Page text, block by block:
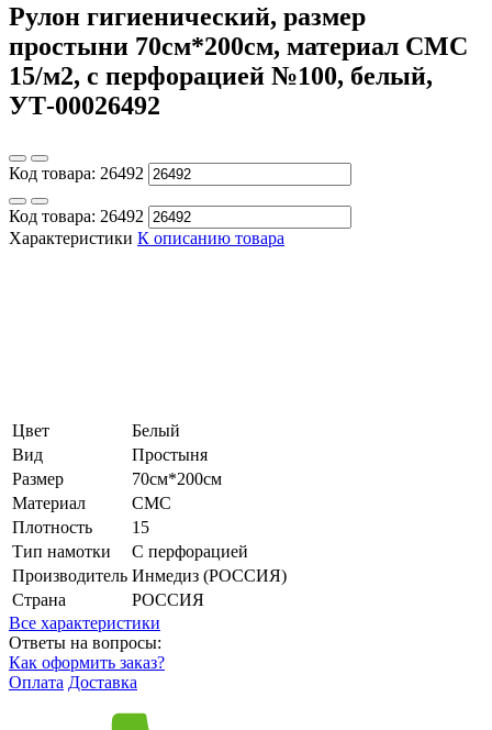
Рулон гигиенический, размер
простыни 70см*200см, материал СМС
15/м2, с перфорацией №100, белый,
УТ-00026492
Код товара: 26492
Код товара: 26492
Характеристики К описанию товара
Цвет
Белый
Вид
Простыня
Размер
70см*200см
Материал
СМС
Плотность
15
Тип намотки
С перфорацией
Производитель Инмедиз (РОССИЯ)
Страна
РОССИЯ
Все характеристики
Ответы на вопросы:
Как оформить заказ?
Оплата Доставка